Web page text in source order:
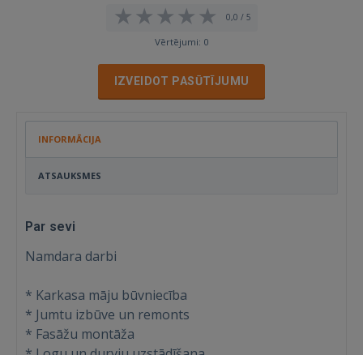
0,0 / 5
Vērtējumi: 0
IZVEIDOT PASŪTĪJUMU
INFORMĀCIJA
ATSAUKSMES
Par sevi
Namdara darbi
* Karkasa māju būvniecība
* Jumtu izbūve un remonts
* Fasāžu montāža